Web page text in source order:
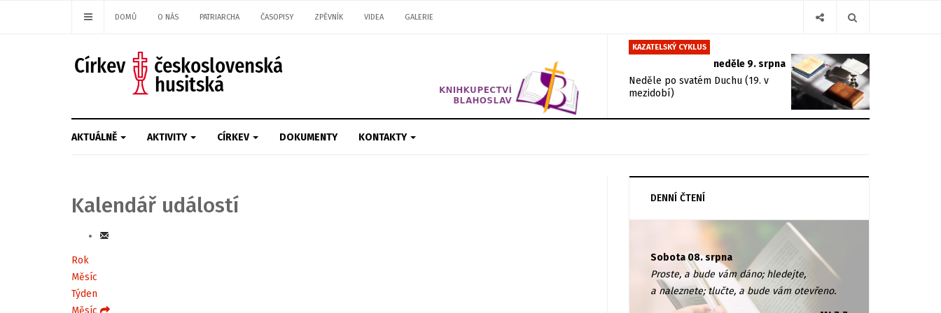
DOMŮ O NÁS PATRIARCHA ČASOPISY ZPĚVNÍK VIDEA GALERIE
KAZATELSKÝ CYKLUS
neděle 9. srpna
Neděle po svatém Duchu (19. v
mezidobí)
AKTUÁLNĚ AKTIVITY CÍRKEV DOKUMENTY KONTAKTY
Kalendář událostí
Rok
Měsíc
Týden
Měsíc
DENNÍ ČTENÍ
Sobota 08. srpna
Proste, a bude vám dáno; hledejte,
a naleznete; tlučte, a bude vám otevřeno.